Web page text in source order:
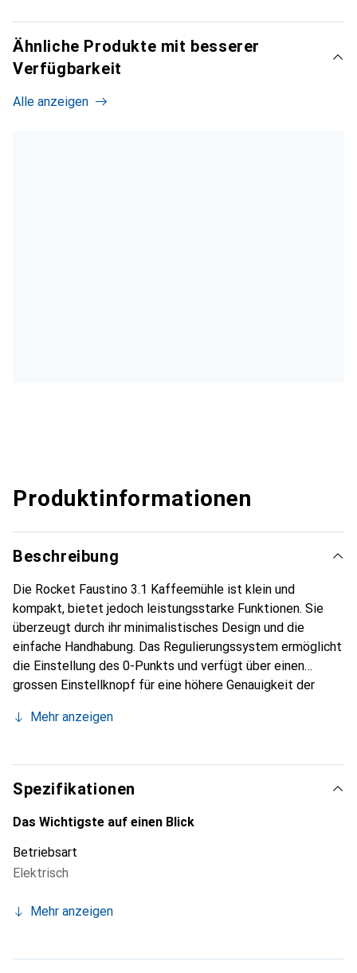
Ähnliche Produkte mit besserer
Verfügbarkeit
Alle anzeigen
Produktinformationen
Beschreibung
Die Rocket Faustino 3.1 Kaffeemühle ist klein und
kompakt, bietet jedoch leistungsstarke Funktionen. Sie
überzeugt durch ihr minimalistisches Design und die
einfache Handhabung. Das Regulierungssystem ermöglicht
die Einstellung des 0-Punkts und verfügt über einen
grossen Einstellknopf für eine höhere Genauigkeit der
einfachen Zugang zur Mahlkammer und den Mahlscheiben.
programmierbare Dosierungen. Sie ist die perfekte
Ergänzung zur Rocket Appartamento sowie zu allen
anderen Siebträgern auf dem Markt. Die Faustino 3.1 ist
einfach zu programmieren und zu bedienen. Sie verfügt
stufenloser Mahlgradeinstellung und einem
Bohnenbehälter aus stabilem Kunststoff.
Mehr anzeigen
Spezifikationen
Das Wichtigste auf einen Blick
Betriebsart
Elektrisch
Mehr anzeigen